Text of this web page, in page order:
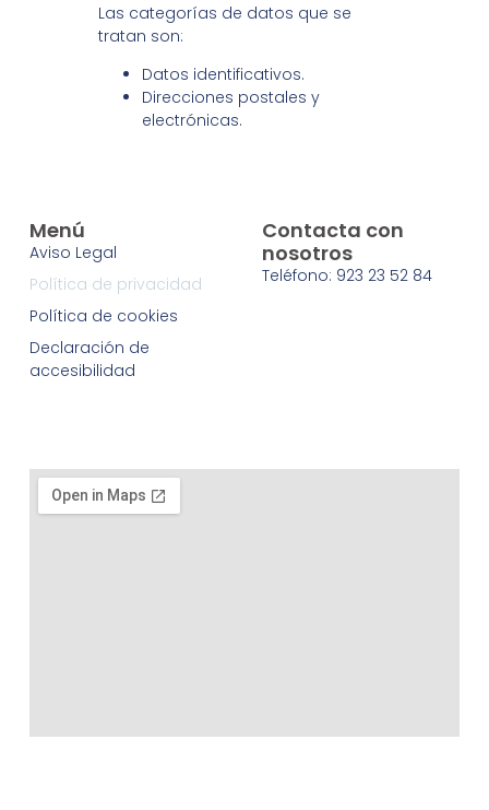
Las categorías de datos que se
tratan son:
Datos identificativos.
Direcciones postales y
electrónicas.
Menú
Aviso Legal
Política de privacidad
Política de cookies
Declaración de
accesibilidad
Contacta con
nosotros
Teléfono: 923 23 52 84